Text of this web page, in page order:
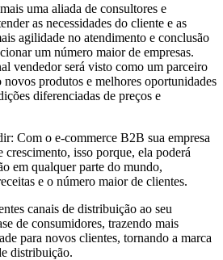
uma aliada de consultores e
as necessidades do cliente e as
agilidade no atendimento e conclusão
um número maior de empresas.
vendedor será visto como um parceiro
novos produtos e melhores oportunidades
diferenciadas de preços e
Com o e-commerce B2B sua empresa
crescimento, isso porque, ela poderá
em qualquer parte do mundo,
e o número maior de clientes.
canais de distribuição ao seu
de consumidores, trazendo mais
para novos clientes, tornando a marca
distribuição.